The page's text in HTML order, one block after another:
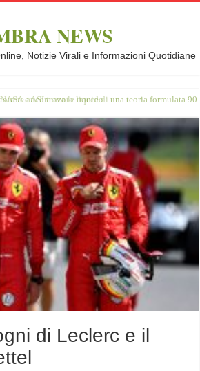
NEWS
Notizie Virali e Informazioni Quotidiane
e ASI trova le tracce di una teoria formulata 90
di Leclerc e il